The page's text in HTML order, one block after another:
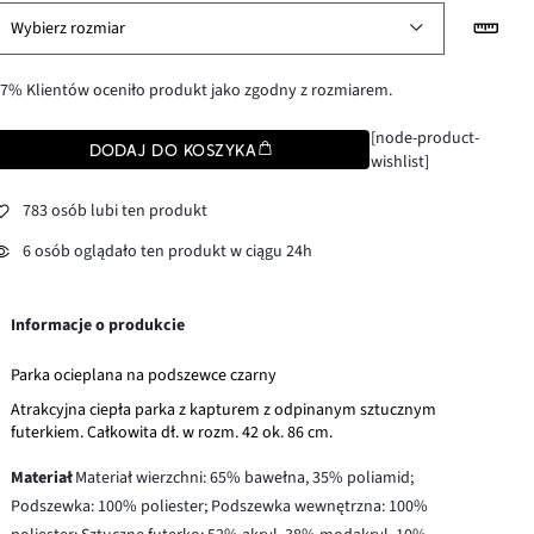
Wybierz rozmiar
Klientów oceniło produkt jako zgodny z rozmiarem.
DODAJ DO KOSZYKA
[node-product-
wishlist]
783 osób lubi ten produkt
6 osób oglądało ten produkt w ciągu 24h
Informacje o produkcie
Parka ocieplana na podszewce czarny
Atrakcyjna ciepła parka z kapturem z odpinanym sztucznym
futerkiem. Całkowita dł. w rozm. 42 ok. 86 cm.
MateriałMateriał wierzchni: 65% bawełna, 35% poliamid;
Podszewka: 100% poliester; Podszewka wewnętrzna: 100%